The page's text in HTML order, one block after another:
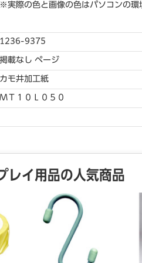
※実際の色と画像の色はパソコンの環
1236-9375
掲載なし ページ
カモ井加工紙
ＭＴ１０Ｌ０５０
レイ用品の人気商品